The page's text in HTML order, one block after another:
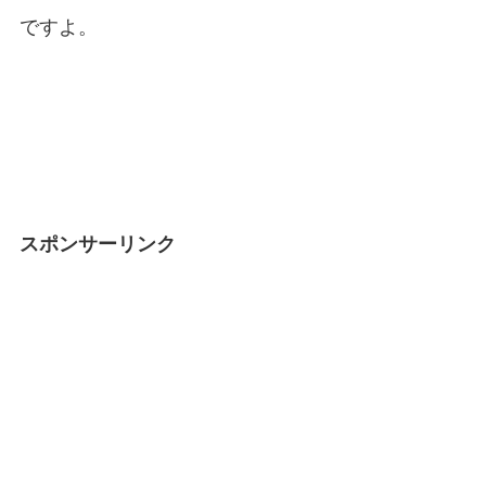
ですよ。
スポンサーリンク